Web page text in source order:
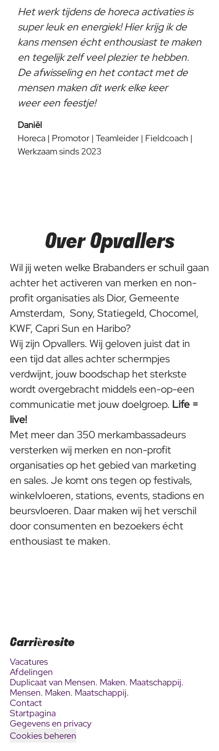
Het werk tijdens de horeca activaties is
super leuk en energiek! Hier krijg ik de
kans mensen écht enthousiast te maken
en tegelijk zelf veel plezier te hebben.
De afwisseling en het contact met de
mensen maken dit werk elke keer
weer een feestje!
Daniël
Horeca | Promotor | Teamleider | Fieldcoach |
Werkzaam sinds 2023
Over Opvallers
Wil jij weten welke Brabanders er schuil gaan
achter het activeren van merken en non-
profit organisaties als Dior, Gemeente
Amsterdam, Sony, Statiegeld, Chocomel,
KWF, Capri Sun en Haribo?
Wij zijn Opvallers. Wij geloven juist dat in
een tijd dat alles achter schermpjes
verdwijnt, jouw boodschap het sterkste
wordt overgebracht middels een-op-een
communicatie met jouw doelgroep. Life =
live!
Met meer dan 350 merkambassadeurs
versterken wij merken en non-profit
organisaties op het gebied van marketing
en sales. Je komt ons tegen op festivals,
winkelvloeren, stations, events, stadions en
beursvloeren. Daar maken wij het verschil
door consumenten en bezoekers écht
enthousiast te maken.
Carrièresite
Vacatures
Afdelingen
Duplicaat van Mensen. Maken. Maatschappij.
Mensen. Maken. Maatschappij.
Contact
Startpagina
Gegevens en privacy
Cookies beheren